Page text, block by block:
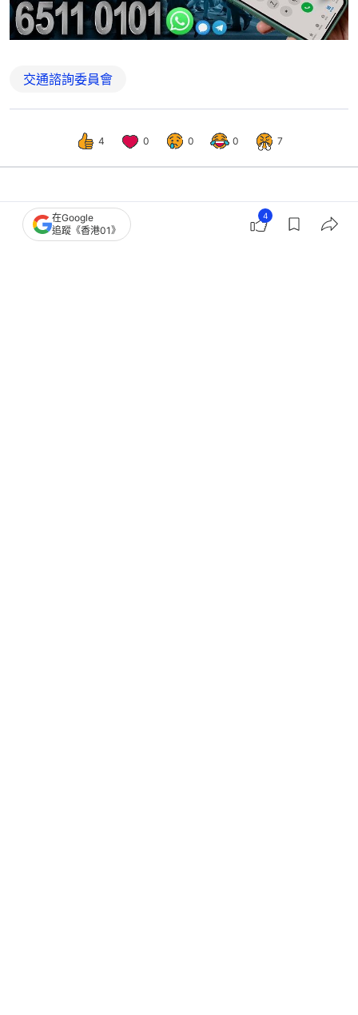
交通諮詢委員會
4 0 0 0 7
港聞 社會新聞
巴士安全帶｜運輸署：初期以宣傳教育
在Google
追蹤《香港01》
4